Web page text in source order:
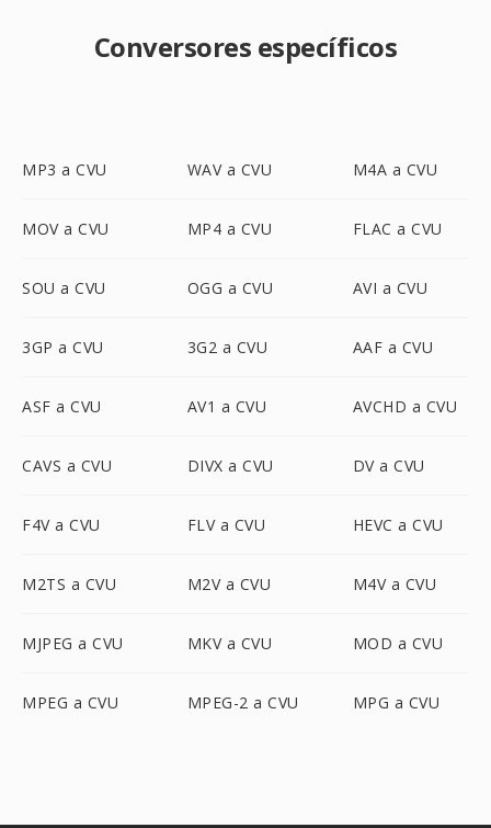
Conversores específicos
MP3 a CVU WAV a CVU M4A a CVU
MOV a CVU MP4 a CVU FLAC a CVU
SOU a CVU OGG a CVU AVI a CVU
3GP a CVU 3G2 a CVU AAF a CVU
ASF a CVU AV1 a CVU AVCHD a CVU
CAVS a CVU DIVX a CVU DV a CVU
F4V a CVU FLV a CVU HEVC a CVU
M2TS a CVU M2V a CVU M4V a CVU
MJPEG a CVU MKV a CVU MOD a CVU
MPEG a CVU MPEG-2 a CVU MPG a CVU